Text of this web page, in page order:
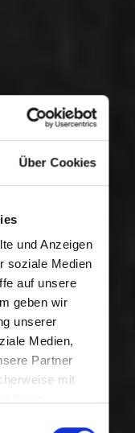
Über Cookies
und Anzeigen
soziale Medien
auf unsere
geben wir
unserer
Medien,
Partner
mit